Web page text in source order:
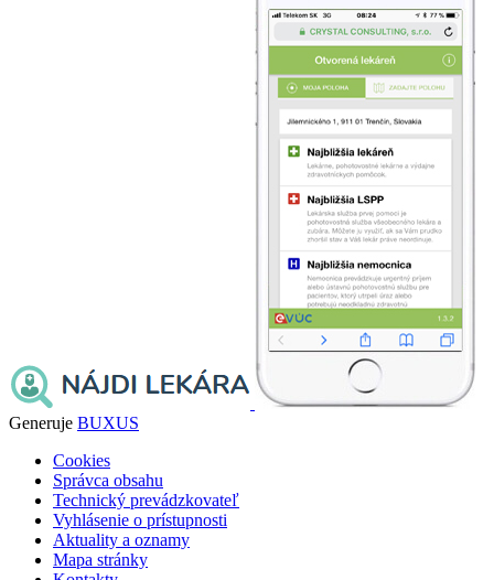
Generuje BUXUS
Cookies
Správca obsahu
Technický prevádzkovateľ
Vyhlásenie o prístupnosti
Aktuality a oznamy
Mapa stránky